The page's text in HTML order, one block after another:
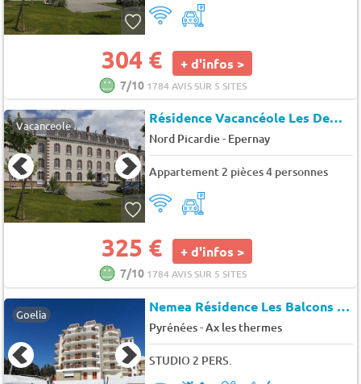
304 € + d'infos >
7/10 1784 AVIS SUR 5 SITES
Vacanceole Résidence Vacancéole Les Demeures Champenoises Confort*
Nord Picardie- Epernay
Appartement 2 pièces 4 personnes
325 € + d'infos >
7/10 1784 AVIS SUR 5 SITES
Goelia Nemea Résidence Les Balcons d'Ax - Bonascre - Ax Les Thermes
Pyrénées-Ax les thermes
STUDIO 2 PERS.